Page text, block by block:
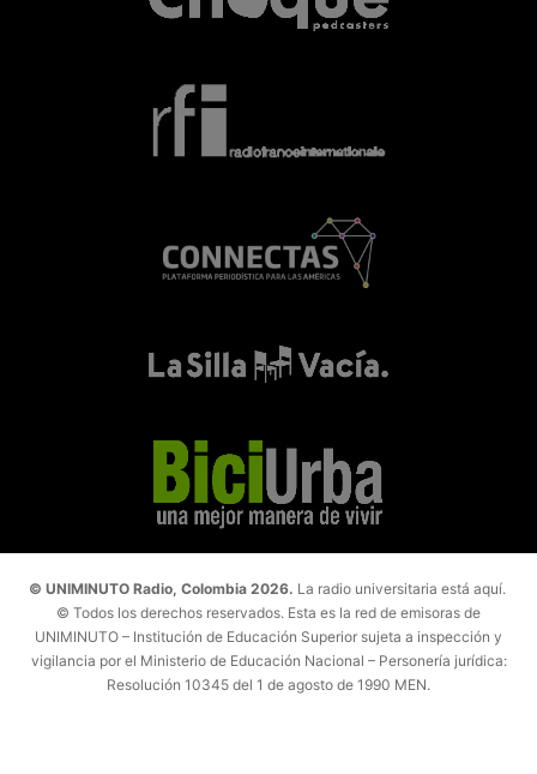
© UNIMINUTO Radio, Colombia 2026. La radio universitaria está aquí.
© Todos los derechos reservados. Esta es la red de emisoras de
UNIMINUTO – Institución de Educación Superior sujeta a inspección y
vigilancia por el Ministerio de Educación Nacional – Personería jurídica:
Resolución 10345 del 1 de agosto de 1990 MEN.